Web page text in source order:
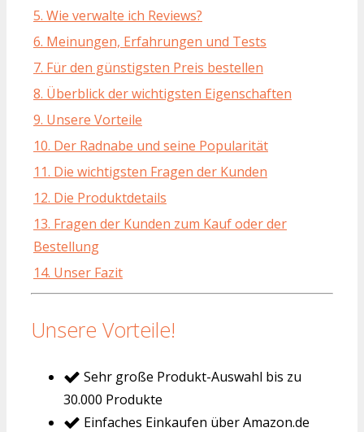
5. Wie verwalte ich Reviews?
6. Meinungen, Erfahrungen und Tests
7. Für den günstigsten Preis bestellen
8. Überblick der wichtigsten Eigenschaften
9. Unsere Vorteile
10. Der Radnabe und seine Popularität
11. Die wichtigsten Fragen der Kunden
12. Die Produktdetails
13. Fragen der Kunden zum Kauf oder der
Bestellung
14. Unser Fazit
Unsere Vorteile!
Sehr große Produkt-Auswahl bis zu
30.000 Produkte
Einfaches Einkaufen über Amazon.de